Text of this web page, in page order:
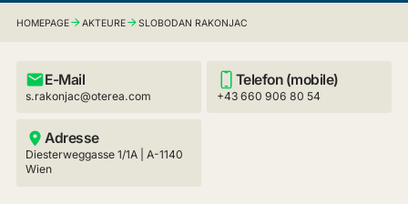
HOMEPAGE AKTEURE SLOBODAN RAKONJAC
E-Mail
s.rakonjac@oterea.com
Telefon (mobile)
+43 660 906 80 54
Adresse
Diesterweggasse 1/1A | A-1140
Wien